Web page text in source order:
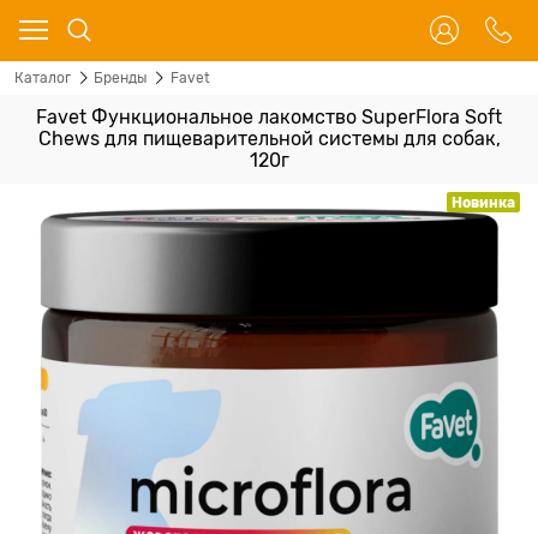
Каталог Бренды Favet
Favet Функциональное лакомство SuperFlora Soft
Chews для пищеварительной системы для собак,
120г
Новинка